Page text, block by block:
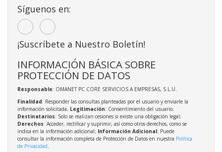
Síguenos en:
¡Suscríbete a Nuestro Boletín!
INFORMACIÓN BÁSICA SOBRE
PROTECCIÓN DE DATOS
Responsable: OMANET PC CORE SERVICIOS A EMPRESAS, S.L.U.
Finalidad: Responder las consultas planteadas por el usuario y enviarle la
información solicitada; Legitimación: Consentimiento del usuario;
Destinatarios: Solo se realizan cesiones si existe una obligación legal;
Derechos: Acceder, rectificar y suprimir, así como otros derechos, como se
indica en la información adicional; Información Adicional: Puede
consultar la información completa de Protección de Datos en nuestra Política
de Privacidad